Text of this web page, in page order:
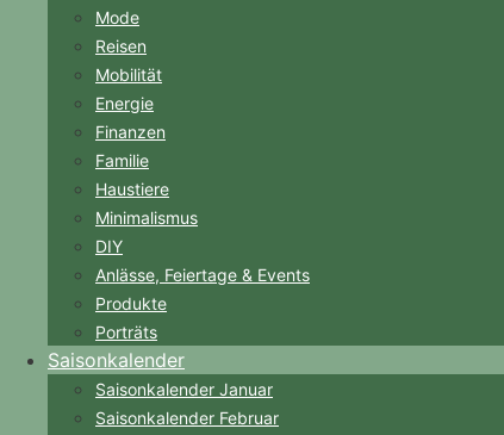
Mode
Reisen
Mobilität
Energie
Finanzen
Familie
Haustiere
Minimalismus
DIY
Anlässe, Feiertage & Events
Produkte
Porträts
Saisonkalender
Saisonkalender Januar
Saisonkalender Februar